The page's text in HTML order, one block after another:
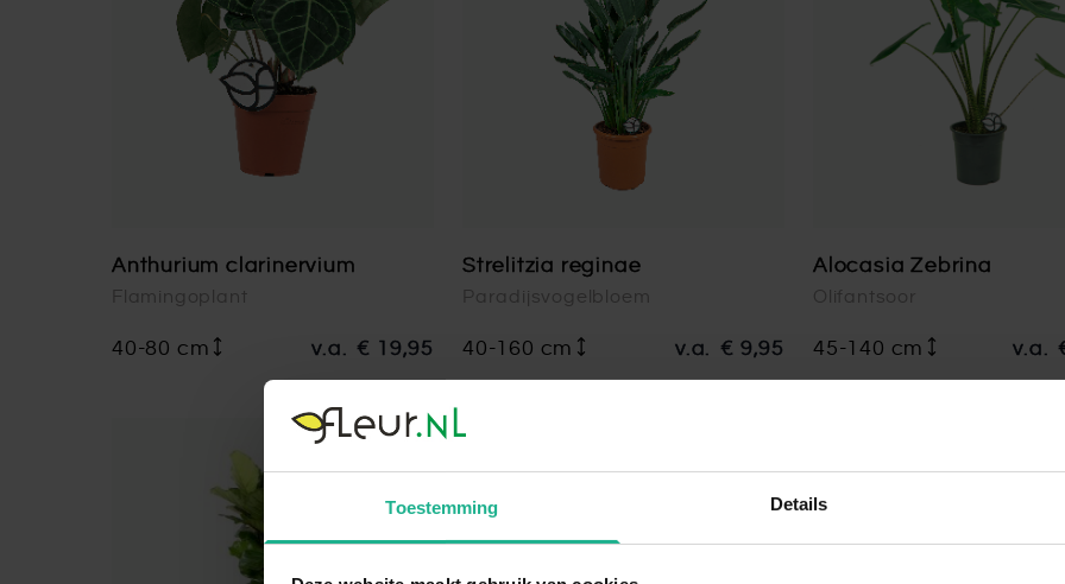
Toestemming Details
Anthurium clarinervium
Flamingoplant
40-80 cm v.a. € 19,95
Strelitzia reginae
Paradijsvogelbloem
40-160 cm v.a. € 9,95
Alocasia Zebrina
Olifantsoor
45-140 cm v.a.